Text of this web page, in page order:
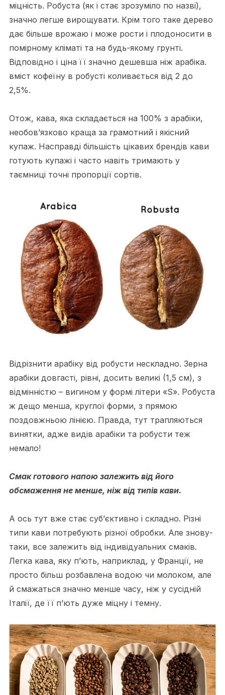
міцність. Робуста (як і стає зрозуміло по назві),
значно легше вирощувати. Крім того таке дерево
дає більше врожаю і може рости і плодоносити в
помірному кліматі та на будь-якому грунті.
Відповідно і ціна її значно дешевша ніж арабіка.
вміст кофеїну в робусті коливається від 2 до
2,5%.
Отож, кава, яка складається на 100% з арабіки,
необов’язково краща за грамотний і якісний
купаж. Насправді більшість цікавих брендів кави
готують купажі і часто навіть тримають у
таємниці точні пропорції сортів.
Відрізнити арабіку від робусти нескладно. Зерна
арабіки довгасті, рівні, досить великі (1,5 см), з
відмінністю – вигином у формі літери «S». Робуста
ж дещо менша, круглої форми, з прямою
поздовжньою лінією. Правда, тут трапляються
винятки, адже видів арабіки та робусти теж
немало!
Смак готового напою залежить від його
обсмаження не менше, ніж від типів кави.
А ось тут вже стає суб’єктивно і складно. Різні
типи кави потребують різної обробки. Але знову-
таки, все залежить від індивідуальних смаків.
Легка кава, яку п’ють, наприклад, у Франції, не
просто більш розбавлена водою чи молоком, але
й смажаться значно менше часу, ніж у сусідній
Італії, де її п’ють дуже міцну і темну.